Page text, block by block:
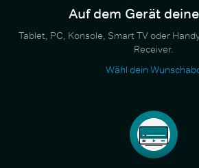
Auf dem Gerät
Tablet, PC, Konsole, Smart TV oder
Receiver.
Wähl dein